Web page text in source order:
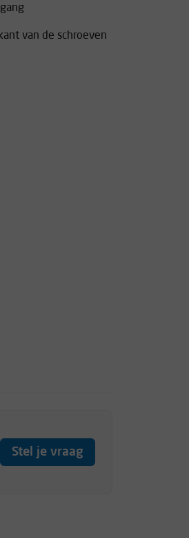
van de schroeven
Stel je vraag